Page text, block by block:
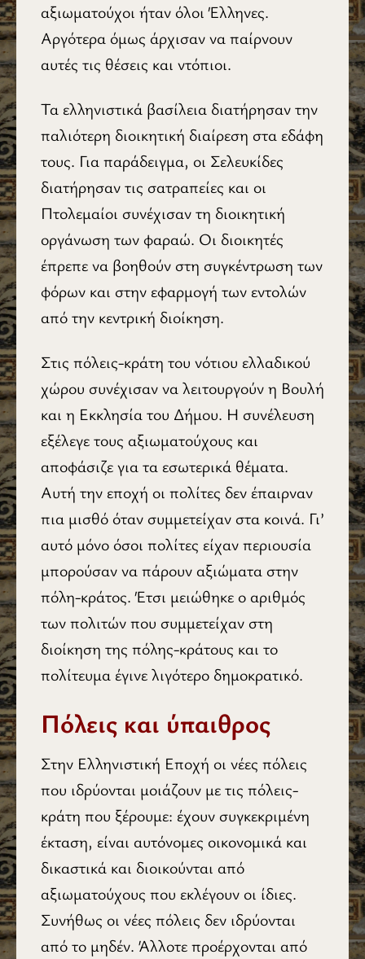
αξιωματούχοι ήταν όλοι Έλληνες.
Αργότερα όμως άρχισαν να παίρνουν
αυτές τις θέσεις και ντόπιοι.
Τα ελληνιστικά βασίλεια διατήρησαν την
παλιότερη διοικητική διαίρεση στα εδάφη
τους. Για παράδειγμα, οι Σελευκίδες
διατήρησαν τις σατραπείες και οι
Πτολεμαίοι συνέχισαν τη διοικητική
οργάνωση των φαραώ. Οι διοικητές
έπρεπε να βοη­θούν στη συγκέντρωση των
φόρων και στην εφαρμογή των εντολών
από την κεντρική διοίκηση.
Στις πόλεις-κράτη του νότιου ελλαδικού
χώρου συνέχισαν να λειτουργούν η Βουλή
και η Εκκλησία του Δήμου. Η συνέλευση
εξέλεγε τους α­ξιωματούχους και
αποφάσιζε για τα εσωτερικά θέματα.
Αυτή την εποχή οι πολίτες δεν έπαιρναν
πια μισθό όταν συμμετείχαν στα κοινά. Γι’
αυτό μόνο όσοι πολίτες είχαν περιουσία
μπορούσαν να πάρουν αξιώματα στην
πόλη-κράτος. Έτσι μειώθηκε ο αριθμός
των πολιτών που συμμετείχαν στη
διοίκηση της πόλης-κράτους και το
πολίτευμα έγινε λιγότερο δημοκρατικό.
Πόλεις και ύπαιθρος
Στην Ελληνιστική Εποχή οι νέες πόλεις
που ιδρύονται μοιάζουν με τις πόλεις-
κράτη που ξέρουμε: έχουν συγκεκριμένη
έκταση, είναι αυτόνομες οικονομικά και
δικαστικά και διοικούνται από
αξιωματούχους που εκλέγουν οι ίδιες.
Συνήθως οι νέες πόλεις δεν ιδρύονται
από το μηδέν. Άλλοτε προέρχονται από